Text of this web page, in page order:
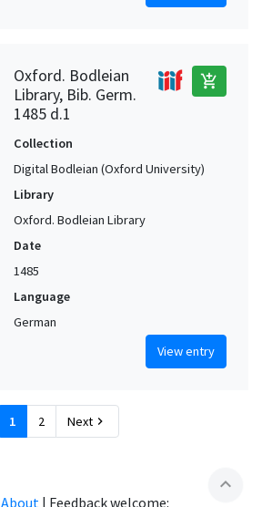
Oxford. Bodleian
Library, Bib. Germ.
1485 d.1
add_shopping_cart
Collection
Digital Bodleian (Oxford University)
Library
Oxford. Bodleian Library
Date
1485
Language
German
View entry
1 2 Next chevron_right
expand_less
About | Feedback welcome: